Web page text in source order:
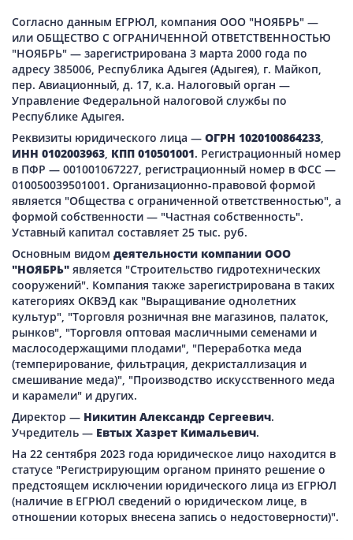
Согласно данным ЕГРЮЛ, компания ООО "НОЯБРЬ" —
или ОБЩЕСТВО С ОГРАНИЧЕННОЙ ОТВЕТСТВЕННОСТЬЮ
"НОЯБРЬ" — зарегистрирована 3 марта 2000 года по
адресу 385006, Республика Адыгея (Адыгея), г. Майкоп,
пер. Авиационный, д. 17, к.а. Налоговый орган —
Управление Федеральной налоговой службы по
Республике Адыгея.
Реквизиты юридического лица — ОГРН 1020100864233,
ИНН 0102003963, КПП 010501001. Регистрационный номер
в ПФР — 001001067227, регистрационный номер в ФСС —
010050039501001. Организационно-правовой формой
является "Общества с ограниченной ответственностью", а
формой собственности — "Частная собственность".
Уставный капитал составляет 25 тыс. руб.
Основным видом деятельности компании ООО
"НОЯБРЬ" является "Строительство гидротехнических
сооружений". Компания также зарегистрирована в таких
категориях ОКВЭД как "Выращивание однолетних
культур", "Торговля розничная вне магазинов, палаток,
рынков", "Торговля оптовая масличными семенами и
маслосодержащими плодами", "Переработка меда
(темперирование, фильтрация, декристаллизация и
смешивание меда)", "Производство искусственного меда
и карамели" и других.
Директор — Никитин Александр Сергеевич.
Учредитель — Евтых Хазрет Кимальевич.
На 22 сентября 2023 года юридическое лицо находится в
статусе "Регистрирующим органом принято решение о
предстоящем исключении юридического лица из ЕГРЮЛ
(наличие в ЕГРЮЛ сведений о юридическом лице, в
отношении которых внесена запись о недостоверности)".